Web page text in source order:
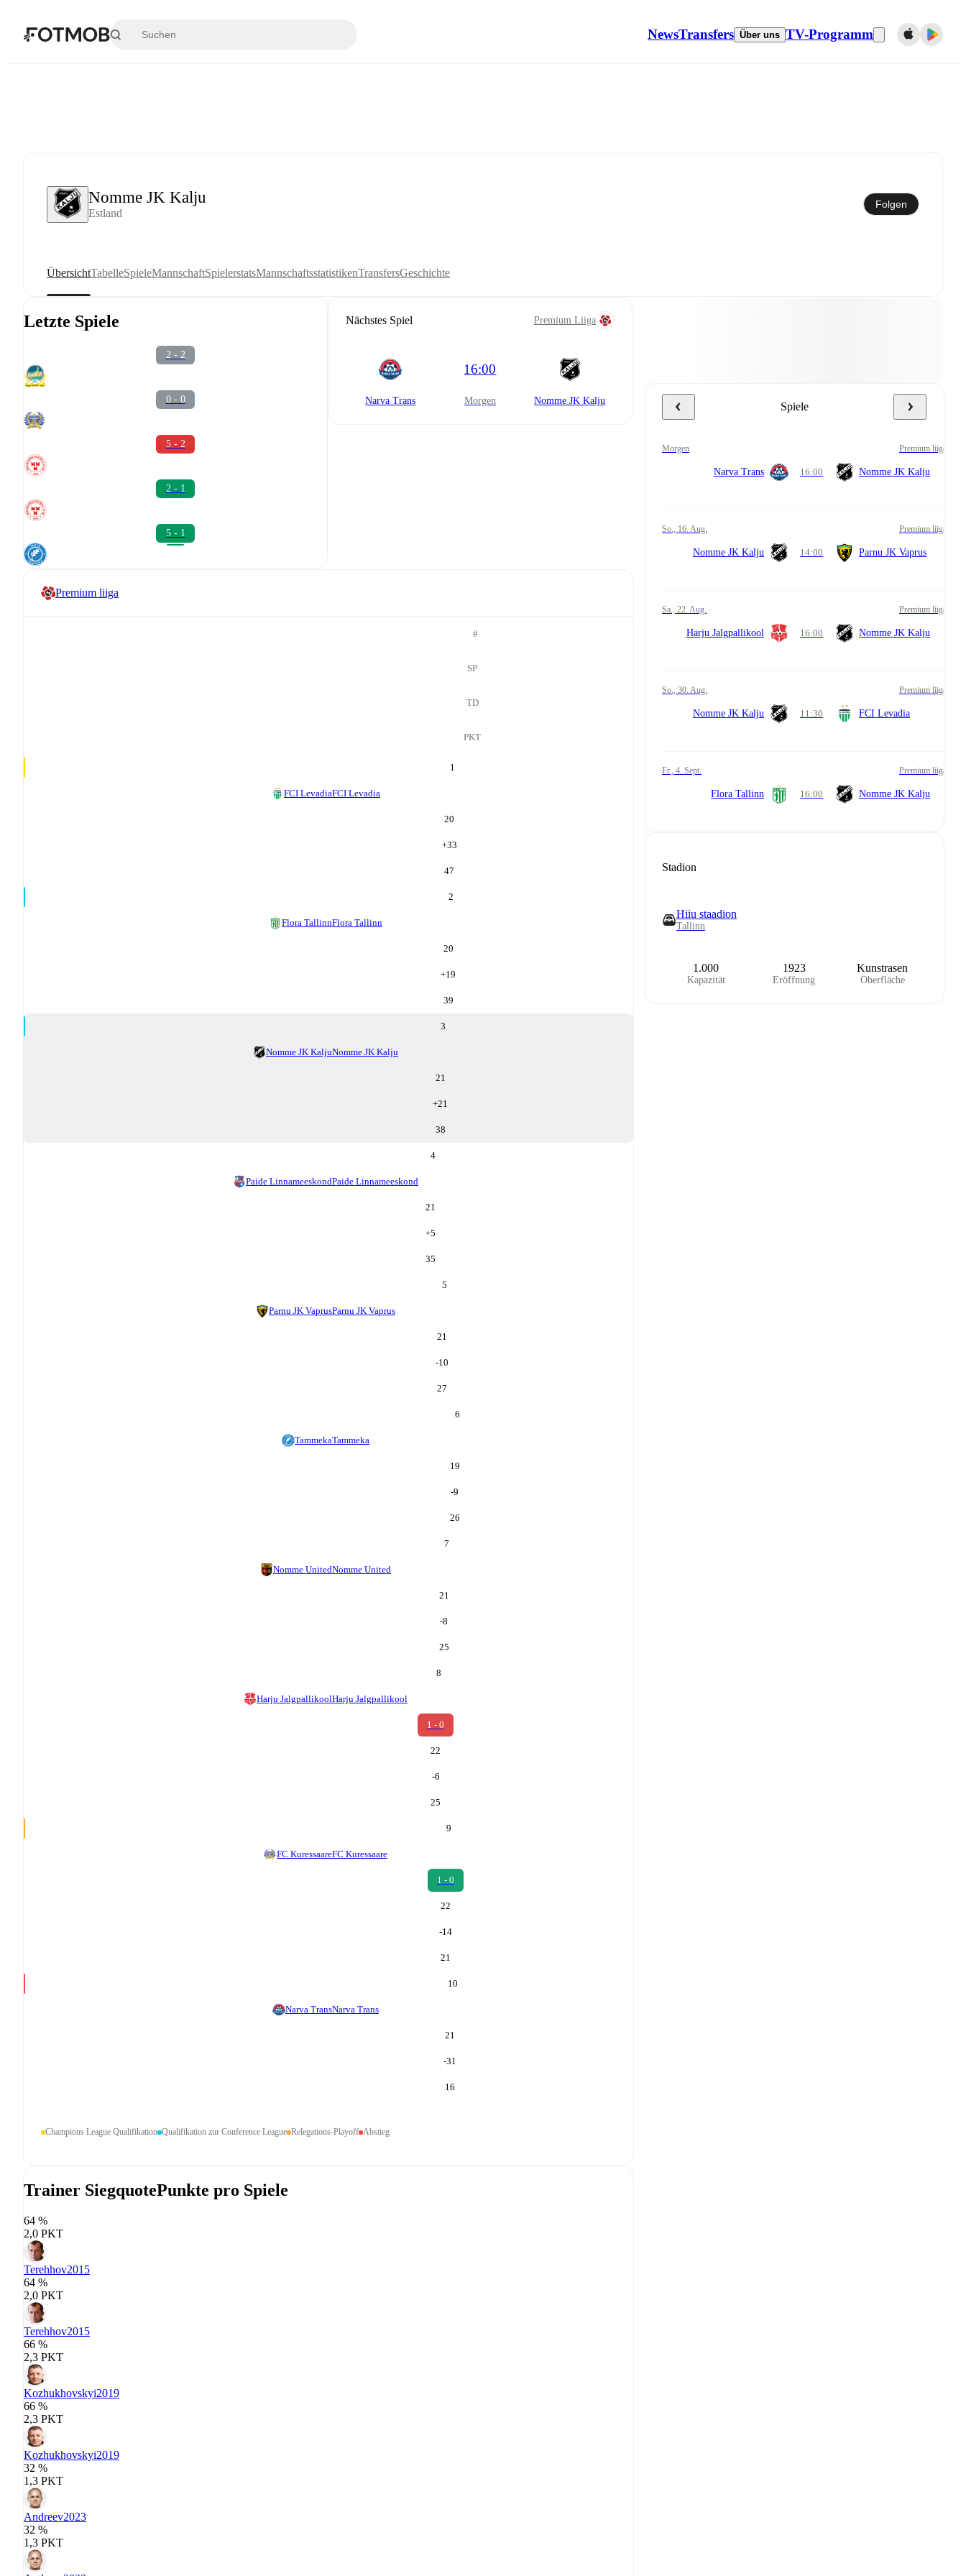
NewsTransfers Über uns TV-Programm
Nomme JK Kalju
Estland
Folgen
ÜbersichtTabelleSpieleMannschaftSpielerstatsMannschaftsstatistikenTransfersGeschichte
Letzte Spiele
2 - 2
0 - 0
5 - 2
2 - 1
5 - 1
Nächstes Spiel Premium Liiga
Narva Trans
16:00
morgen Nomme JK Kalju
Premium liiga
#
SP
TD
PKT
1
FCI LevadiaFCI Levadia
20
+33
47
2
Flora TallinnFlora Tallinn
20
+19
39
3
Nomme JK KaljuNomme JK Kalju
21
+21
38
4
Paide LinnameeskondPaide Linnameeskond
21
+5
35
5
Parnu JK VaprusParnu JK Vaprus
21
-10
27
6
TammekaTammeka
19
-9
26
7
Nomme UnitedNomme United
21
-8
25
8
Harju JalgpallikoolHarju Jalgpallikool
1 - 0
22
-6
25
9
FC KuressaareFC Kuressaare
1 - 0
22
-14
21
10
Narva TransNarva Trans
21
-31
16
Champions League Qualifikation Qualifikation zur Conference League Relegations-Playoff Abstieg
Trainer SiegquotePunkte pro Spiele
64 %
2,0 PKT
Terehhov2015
64 %
2,0 PKT
Terehhov2015
66 %
2,3 PKT
Kozhukhovskyi2019
66 %
2,3 PKT
Kozhukhovskyi2019
32 %
1,3 PKT
Andreev2023
32 %
1,3 PKT
Spiele
morgen Premium liiga
Narva Trans 16:00 Nomme JK Kalju
So., 16. Aug. Premium liiga
Nomme JK Kalju 14:00 Parnu JK Vaprus
Sa., 22. Aug. Premium liiga
Harju Jalgpallikool 16:00 Nomme JK Kalju
So., 30. Aug. Premium liiga
Nomme JK Kalju 11:30 FCI Levadia
Fr., 4. Sept. Premium liiga
Flora Tallinn 16:00 Nomme JK Kalju
Stadion
Hiiu staadion
Tallinn
1.000
Kapazität
1923
Eröffnung
Kunstrasen
Oberfläche